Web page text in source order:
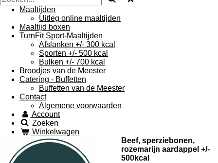
Maaltijden
Uitleg online maaltijden
Maaltijd boxen
TurnFit Sport-Maaltijden
Afslanken +/- 300 kcal
Sporten +/- 500 kcal
Bulken +/- 700 kcal
Broodjes van de Meester
Catering - Buffetten
Buffetten van de Meester
Contact
Algemene voorwaarden
Account
Zoeken
Winkelwagen
Beef, sperziebonen,
rozemarijn aardappel +/-
500kcal